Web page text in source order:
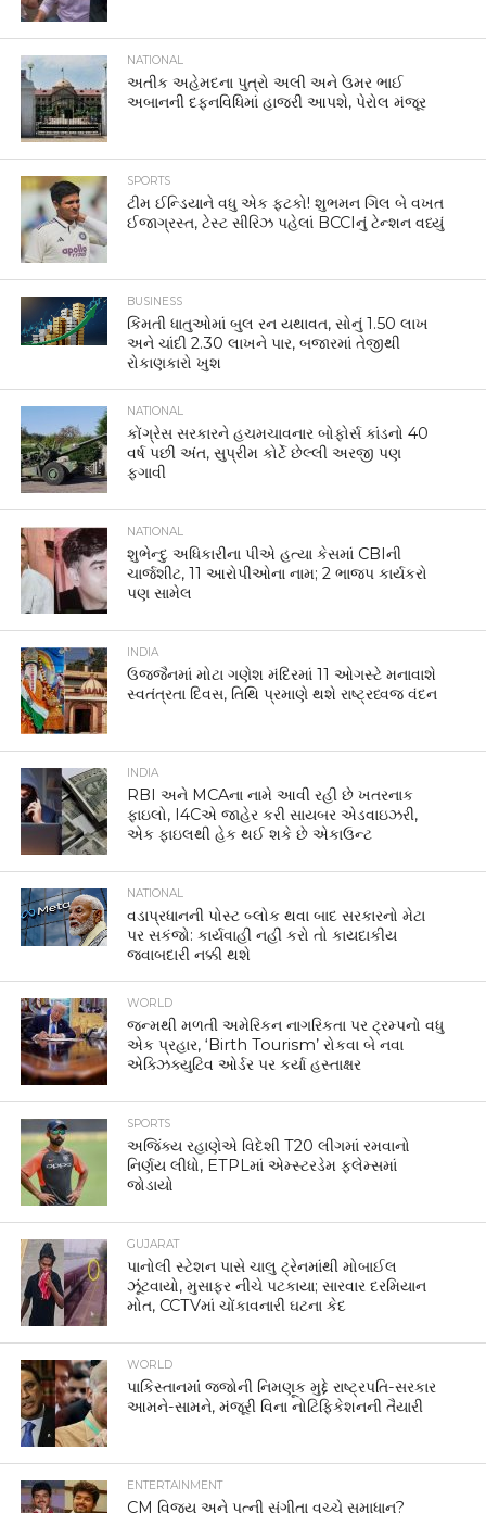
NATIONAL
અતીક અહેમદના પુત્રો અલી અને ઉમર ભાઈ
અબાનની દફનવિધિમાં હાજરી આપશે, પેરોલ મંજૂર
SPORTS
ટીમ ઈન્ડિયાને વધુ એક ફટકો! શુભમન ગિલ બે વખત
ઈજાગ્રસ્ત, ટેસ્ટ સીરિઝ પહેલાં BCCIનું ટેન્શન વધ્યું
BUSINESS
કિંમતી ધાતુઓમાં બુલ રન યથાવત, સોનું 1.50 લાખ
અને ચાંદી 2.30 લાખને પાર, બજારમાં તેજીથી
રોકાણકારો ખુશ
NATIONAL
કોંગ્રેસ સરકારને હચમચાવનાર બોફોર્સ કાંડનો 40
વર્ષ પછી અંત, સુપ્રીમ કોર્ટે છેલ્લી અરજી પણ
ફગાવી
NATIONAL
શુભેન્દુ અધિકારીના પીએ હત્યા કેસમાં CBIની
ચાર્જશીટ, 11 આરોપીઓના નામ; 2 ભાજપ કાર્યકરો
પણ સામેલ
INDIA
ઉજ્જૈનમાં મોટા ગણેશ મંદિરમાં 11 ઓગસ્ટે મનાવાશે
સ્વતંત્રતા દિવસ, તિથિ પ્રમાણે થશે રાષ્ટ્રધ્વજ વંદન
INDIA
RBI અને MCAના નામે આવી રહી છે ખતરનાક
ફાઇલો, I4Cએ જાહેર કરી સાયબર એડવાઇઝરી,
એક ફાઇલથી હેક થઈ શકે છે એકાઉન્ટ
NATIONAL
વડાપ્રધાનની પોસ્ટ બ્લોક થવા બાદ સરકારનો મેટા
પર સકંજો: કાર્યવાહી નહીં કરો તો કાયદાકીય
જવાબદારી નક્કી થશે
WORLD
જન્મથી મળતી અમેરિકન નાગરિકતા પર ટ્રમ્પનો વધુ
એક પ્રહાર, ‘Birth Tourism’ રોકવા બે નવા
એક્ઝિક્યુટિવ ઓર્ડર પર કર્યા હસ્તાક્ષર
SPORTS
અજિંક્ય રહાણેએ વિદેશી T20 લીગમાં રમવાનો
નિર્ણય લીધો, ETPLમાં એમ્સ્ટરડેમ ફ્લેમ્સમાં
જોડાયો
GUJARAT
પાનોલી સ્ટેશન પાસે ચાલુ ટ્રેનમાંથી મોબાઈલ
ઝૂંટવાયો, મુસાફર નીચે પટકાયા; સારવાર દરમિયાન
મોત, CCTVમાં ચોંકાવનારી ઘટના કેદ
WORLD
પાકિસ્તાનમાં જજોની નિમણૂક મુદ્દે રાષ્ટ્રપતિ-સરકાર
આમને-સામને, મંજૂરી વિના નોટિફિકેશનની તૈયારી
ENTERTAINMENT
CM વિજય અને પત્ની સંગીતા વચ્ચે સમાધાન?